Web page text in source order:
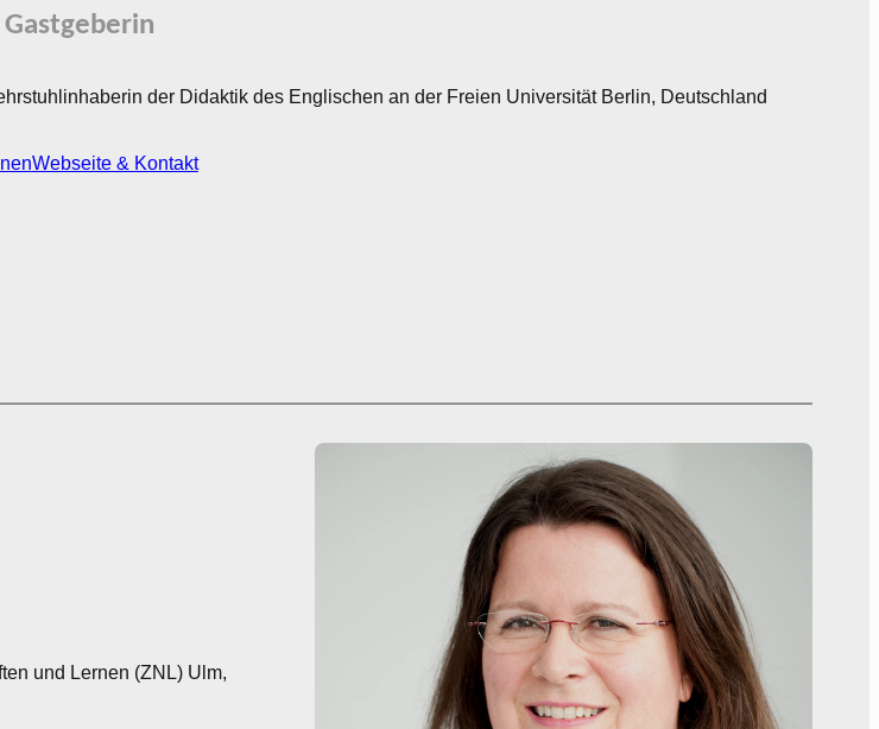
der Didaktik des Englischen an der Freien Universität Berlin, Deutschland
Webseite & Kontakt
und Lernen (ZNL) Ulm,